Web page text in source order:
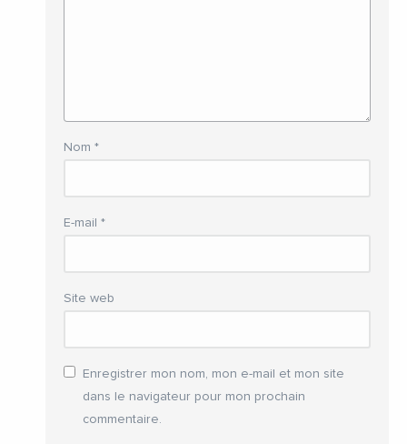
Nom *
E-mail *
Site web
Enregistrer mon nom, mon e-mail et mon site
dans le navigateur pour mon prochain
commentaire.